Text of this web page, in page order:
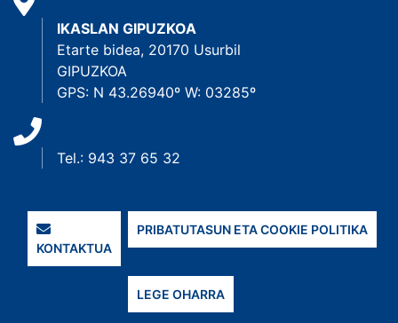
IKASLAN GIPUZKOA
Etarte bidea, 20170 Usurbil
GIPUZKOA
GPS: N 43.26940º W: 03285º
Tel.: 943 37 65 32
KONTAKTUA
PRIBATUTASUN ETA COOKIE POLITIKA
LEGE OHARRA